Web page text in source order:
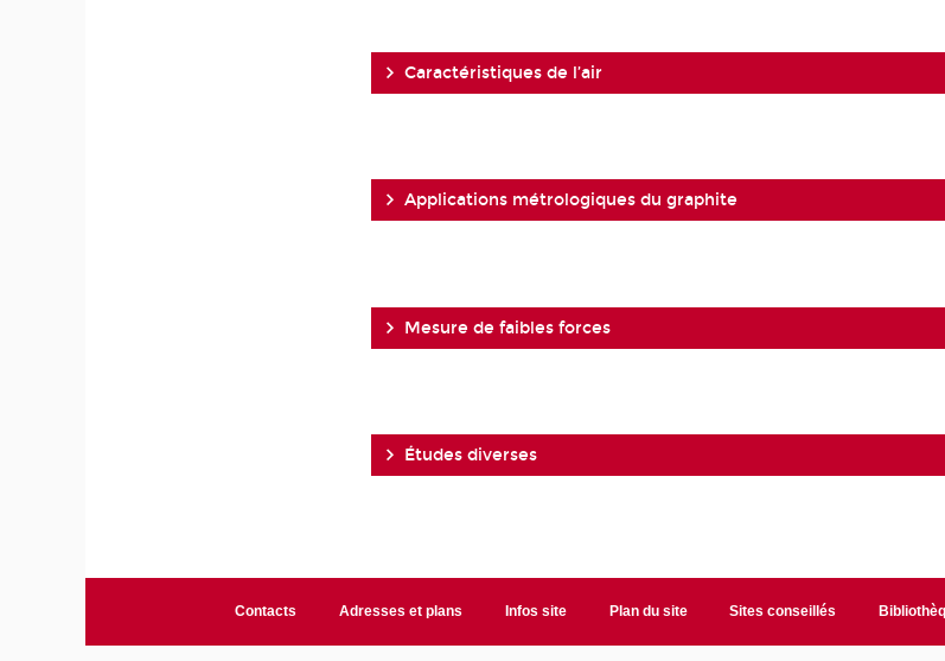
Caractéristiques de l’air
Applications métrologiques du graphite
Mesure de faibles forces
Études diverses
Contacts Adresses et plans Infos site Plan du site Sites conseillés